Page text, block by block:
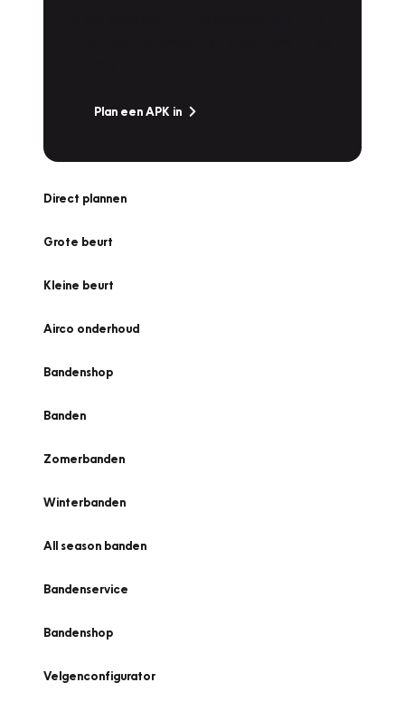
Plan een APK in
Direct plannen
Grote beurt
Kleine beurt
Airco onderhoud
Bandenshop
Banden
Zomerbanden
Winterbanden
All season banden
Bandenservice
Bandenshop
Velgenconfigurator